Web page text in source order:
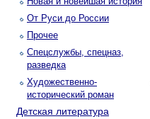
От Руси до России
Прочее
Спецслужбы, спецназ,
разведка
Художественно-
исторический роман
Детская литература